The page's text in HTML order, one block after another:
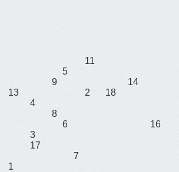
11
5
9
14
13
2
18
4
8
6
16
3
17
7
1